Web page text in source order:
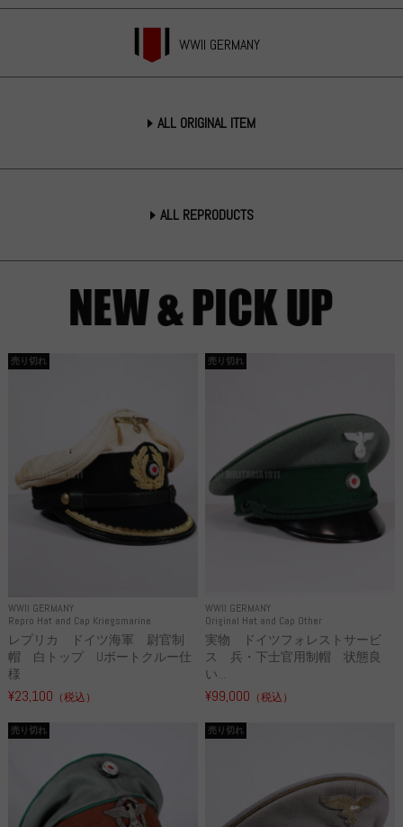
WWII GERMANY
ALL ORIGINAL ITEM
ALL REPRODUCTS
WWII GERMANY
Repro Hat and Cap Kriegsmarine
売り切れ
レプリカ ドイツ海軍 尉官制
帽 白トップ Uボートクルー仕
様
¥23,100 （税込）
WWII GERMANY
Original Hat and Cap Other
売り切れ
実物 ドイツフォレストサービ
ス 兵・下士官用制帽 状態良
い...
¥99,000 （税込）
売り切れ 売り切れ